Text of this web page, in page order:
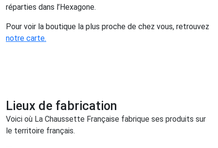
réparties dans l’Hexagone.
Pour voir la boutique la plus proche de chez vous, retrouvez
notre carte.
Lieux de fabrication
Voici où La Chaussette Française fabrique ses produits sur
le territoire français.